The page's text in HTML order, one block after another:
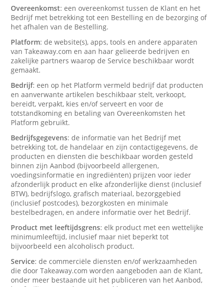
Overeenkomst: een overeenkomst tussen de Klant en het
Bedrijf met betrekking tot een Bestelling en de bezorging of
het afhalen van de Bestelling.
Platform: de website(s), apps, tools en andere apparaten
van Takeaway.com en aan haar gelieerde bedrijven en
zakelijke partners waarop de Service beschikbaar wordt
gemaakt.
Bedrijf: een op het Platform vermeld bedrijf dat producten
en aanverwante artikelen beschikbaar stelt, verkoopt,
bereidt, verpakt, kies en/of serveert en voor de
totstandkoming en betaling van Overeenkomsten het
Platform gebruikt.
Bedrijfsgegevens: de informatie van het Bedrijf met
betrekking tot, de handelaar en zijn contactigegevens, de
producten en diensten die beschikbaar worden gesteld
binnen zijn Aanbod (bijvoorbeeld allergenen,
voedingsinformatie en ingrediënten) prijzen voor ieder
afzonderlijk product en elke afzonderlijke dienst (inclusief
BTW), bedrijfslogo, grafisch materiaal, bezorggebied
(inclusief postcodes), bezorgkosten en minimale
bestelbedragen, en andere informatie over het Bedrijf.
Product met leeftijdsgrens: elk product met een wettelijke
minimumleeftijd, inclusief maar niet beperkt tot
bijvoorbeeld een alcoholisch product.
Service: de commerciële diensten en/of werkzaamheden
die door Takeaway.com worden aangeboden aan de Klant,
onder meer bestaande uit het publiceren van het Aanbod,